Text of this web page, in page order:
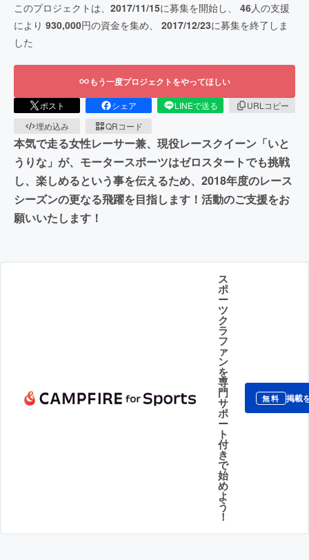
このプロジェクトは、 2017/11/15に募集を開始し、 46人の支援
により 930,000円の資金を集め、 2017/12/23に募集を終了しま
した
もう一度プロジェクトをやってほしい
ポスト シェア LINEで送る
URLコピー
埋め込み
QRコード
本気で走る女性レーサー兼、現役レースクイーン「いと
うりな」が、モータースポーツはゼロスタートでも挑戦
し、楽しめるという事を伝えるため、2018年度のレース
シーズンの更なる飛躍を目指します！活動のご支援をお
願いいたします！
ス
ポ
ー
ツ
ク
ラ
フ
ァ
ン
を
専
門
サ
ポ
ー
ト
付
き
で
始
め
よ
う
！
無料 掲載